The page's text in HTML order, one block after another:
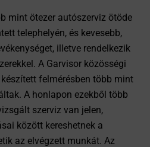
mint ötezer autószerviz ötöde
telephelyén, és kevesebb,
illetve rendelkezik
A Garvisor közösségi
felmérésben több mint
A honlapon ezekből több
szerviz van jelen,
között kereshetnek a
az elvégzett munkát. Az